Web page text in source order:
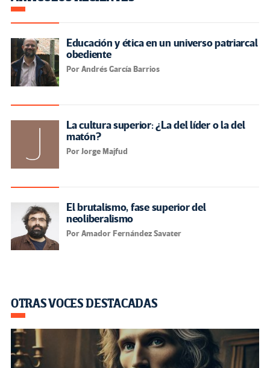
Educación y ética en un universo patriarcal
obediente
Por Andrés García Barrios
La cultura superior: ¿La del líder o la del
matón?
Por Jorge Majfud
El brutalismo, fase superior del
neoliberalismo
Por Amador Fernández Savater
OTRAS VOCES DESTACADAS